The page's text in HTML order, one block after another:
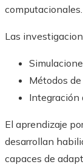
computacionales.
Las
Métodos
Integración
El aprendizaje
desarrollan
capaces de